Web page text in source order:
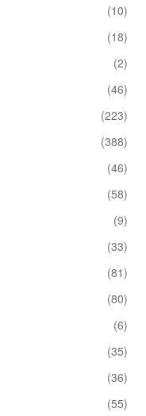
(10)
(18)
(2)
(46)
(223)
(388)
(46)
(58)
(9)
(33)
(81)
(80)
(6)
(35)
(36)
(55)